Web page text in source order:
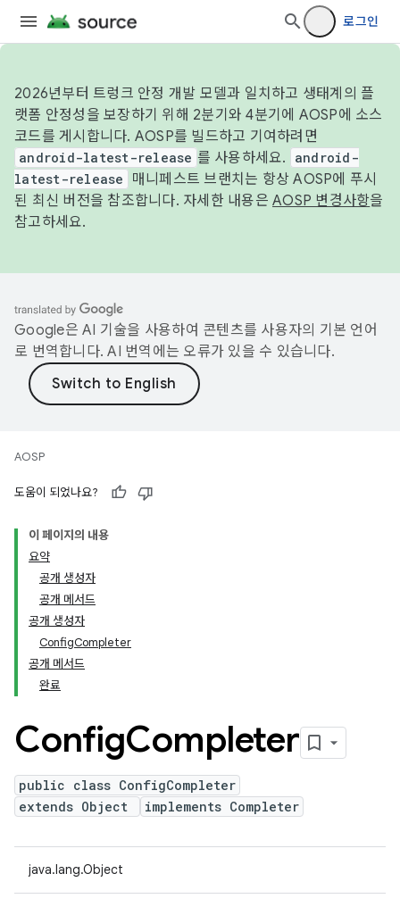
로그인
2026년부터 트렁크 안정 개발 모델과 일치하고 생태계의 플
랫폼 안정성을 보장하기 위해 2분기와 4분기에 AOSP에 소스
코드를 게시합니다. AOSP를 빌드하고 기여하려면
android-latest-release 를 사용하세요.
android-
latest-release
매니페스트 브랜치는 항상 AOSP에 푸시
된 최신 버전을 참조합니다. 자세한 내용은 AOSP 변경사항을
참고하세요.
Google은 AI 기술을 사용하여 콘텐츠를 사용자의 기본 언어
로 번역합니다. AI 번역에는 오류가 있을 수 있습니다.
AOSP
도움이 되었나요?
이 페이지의 내용
요약
공개 생성자
공개 메서드
공개 생성자
ConfigCompleter
공개 메서드
완료
ConfigCompleter
public class ConfigCompleter
extends Object
implements Completer
java.lang.Object